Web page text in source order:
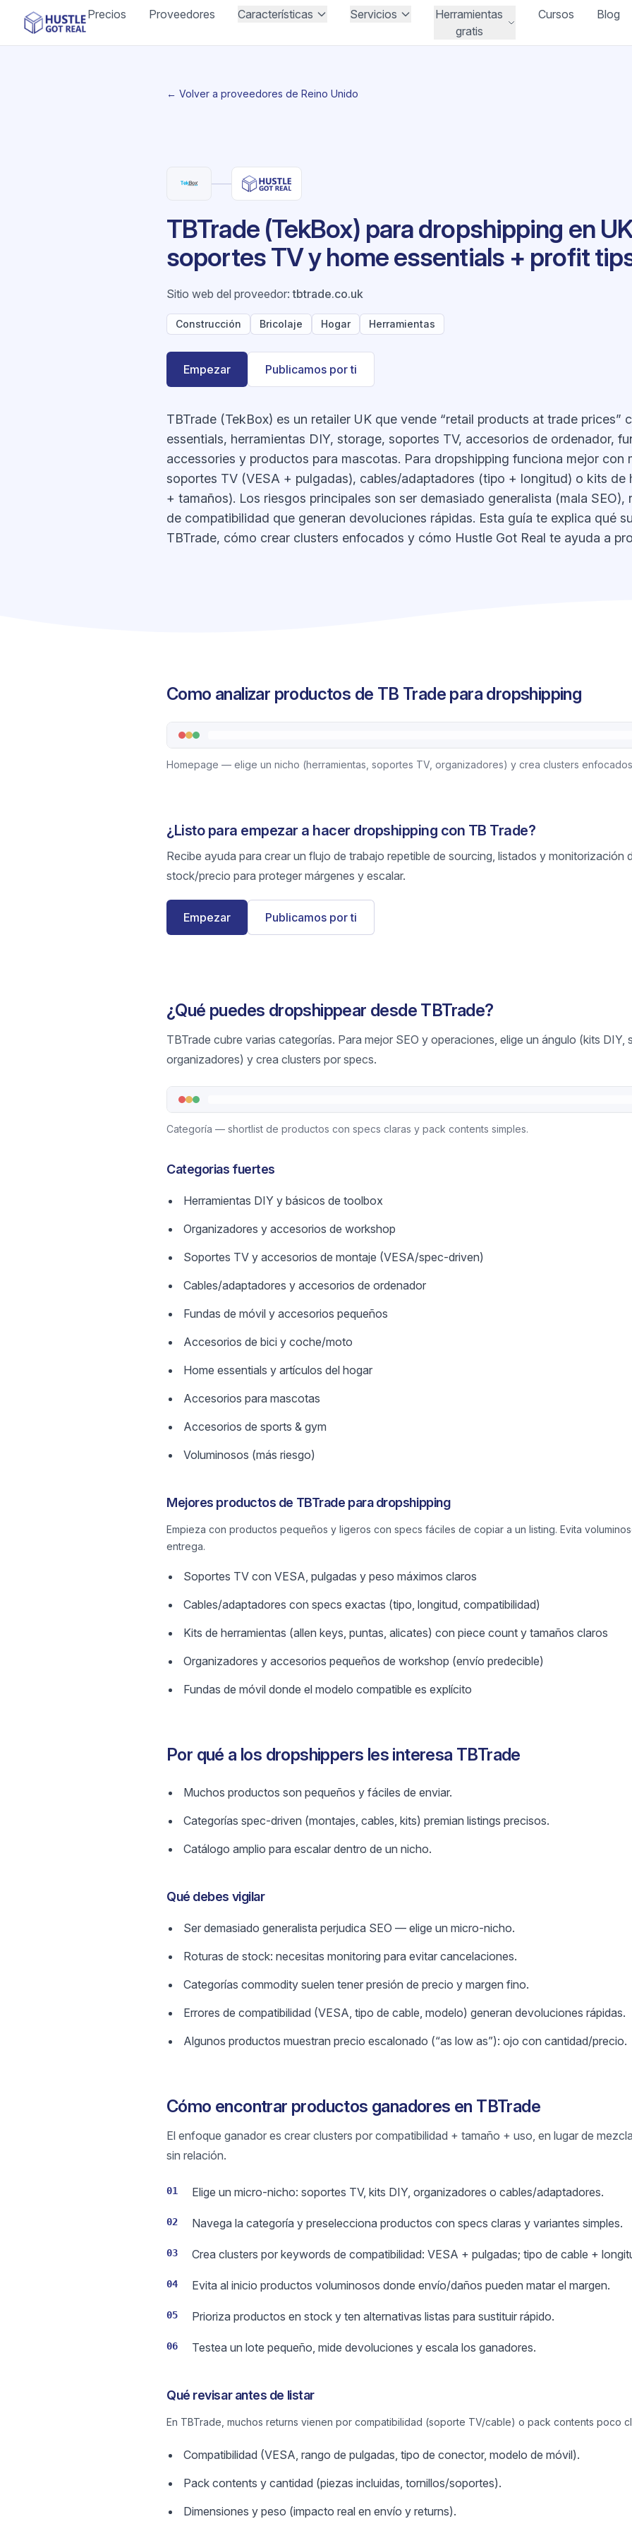
Precios Proveedores Características Servicios
Herramientas
gratis
Cursos Blog
← Volver a proveedores de Reino Unido
TBTrade (TekBox) para dropshipping en
soportes TV y home essentials + profit
Sitio web del proveedor:tbtrade.co.uk
Construcción Bricolaje Hogar Herramientas
Empezar Publicamos por ti
TBTrade (TekBox) es un retailer UK que vende “retail products at trade prices”
essentials, herramientas DIY, storage, soportes TV, accesorios de ordenador,
accessories y productos para mascotas. Para dropshipping funciona mejor
soportes TV (VESA + pulgadas), cables/adaptadores (tipo + longitud) o kits de
+ tamaños). Los riesgos principales son ser demasiado generalista (mala
de compatibilidad que generan devoluciones rápidas. Esta guía te explica qué
TBTrade, cómo crear clusters enfocados y cómo Hustle Got Real te ayuda a
Como analizar productos de TB Trade para dropshipping
Homepage — elige un nicho (herramientas, soportes TV, organizadores) y crea clusters
¿Listo para empezar a hacer dropshipping con TB Trade?
Recibe ayuda para crear un flujo de trabajo repetible de sourcing, listados y monitorización
stock/precio para proteger márgenes y escalar.
Empezar Publicamos por ti
¿Qué puedes dropshippear desde TBTrade?
TBTrade cubre varias categorías. Para mejor SEO y operaciones, elige un ángulo (kits DIY,
organizadores) y crea clusters por specs.
Categoría — shortlist de productos con specs claras y pack contents simples.
Categorias fuertes
Herramientas DIY y básicos de toolbox
Organizadores y accesorios de workshop
Soportes TV y accesorios de montaje (VESA/spec-driven)
Cables/adaptadores y accesorios de ordenador
Fundas de móvil y accesorios pequeños
Accesorios de bici y coche/moto
Home essentials y artículos del hogar
Accesorios para mascotas
Accesorios de sports & gym
Voluminosos (más riesgo)
Mejores productos de TBTrade para dropshipping
Empieza con productos pequeños y ligeros con specs fáciles de copiar a un listing. Evita
entrega.
Soportes TV con VESA, pulgadas y peso máximos claros
Cables/adaptadores con specs exactas (tipo, longitud, compatibilidad)
Kits de herramientas (allen keys, puntas, alicates) con piece count y tamaños claros
Organizadores y accesorios pequeños de workshop (envío predecible)
Fundas de móvil donde el modelo compatible es explícito
Por qué a los dropshippers les interesa TBTrade
Muchos productos son pequeños y fáciles de enviar.
Categorías spec-driven (montajes, cables, kits) premian listings precisos.
Catálogo amplio para escalar dentro de un nicho.
Qué debes vigilar
Ser demasiado generalista perjudica SEO — elige un micro-nicho.
Roturas de stock: necesitas monitoring para evitar cancelaciones.
Categorías commodity suelen tener presión de precio y margen fino.
Errores de compatibilidad (VESA, tipo de cable, modelo) generan devoluciones rápidas.
Algunos productos muestran precio escalonado (“as low as”): ojo con cantidad/precio.
Cómo encontrar productos ganadores en TBTrade
El enfoque ganador es crear clusters por compatibilidad + tamaño + uso, en lugar de
sin relación.
01 Elige un micro-nicho: soportes TV, kits DIY, organizadores o cables/adaptadores.
02 Navega la categoría y preselecciona productos con specs claras y variantes simples.
03 Crea clusters por keywords de compatibilidad: VESA + pulgadas; tipo de cable +
04 Evita al inicio productos voluminosos donde envío/daños pueden matar el margen.
05 Prioriza productos en stock y ten alternativas listas para sustituir rápido.
06 Testea un lote pequeño, mide devoluciones y escala los ganadores.
Qué revisar antes de listar
En TBTrade, muchos returns vienen por compatibilidad (soporte TV/cable) o pack contents poco
Compatibilidad (VESA, rango de pulgadas, tipo de conector, modelo de móvil).
Pack contents y cantidad (piezas incluidas, tornillos/soportes).
Dimensiones y peso (impacto real en envío y returns).